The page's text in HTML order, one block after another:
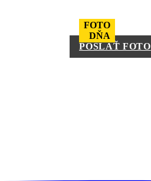
FOTO
DŇA
POSLAŤ FOTO